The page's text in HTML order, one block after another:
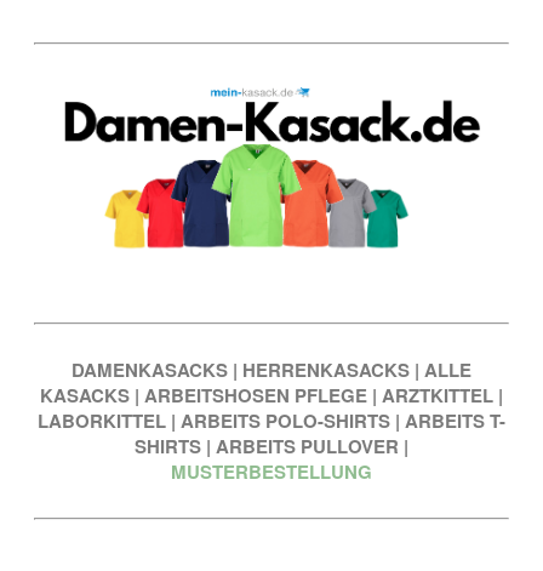
DAMENKASACKS | HERRENKASACKS | ALLE
KASACKS | ARBEITSHOSEN PFLEGE | ARZTKITTEL |
LABORKITTEL | ARBEITS POLO-SHIRTS | ARBEITS T-
SHIRTS | ARBEITS PULLOVER |
MUSTERBESTELLUNG